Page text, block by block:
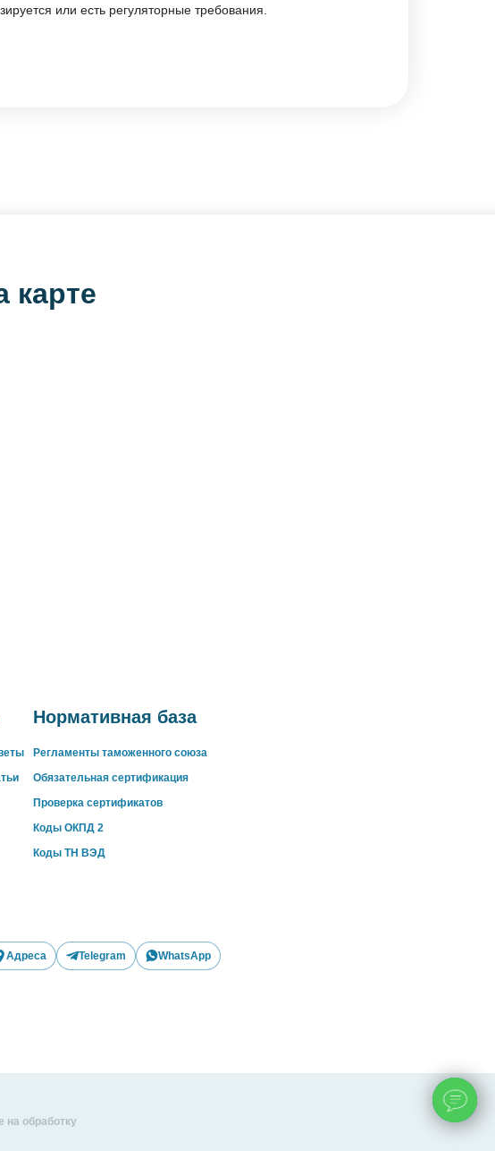
или есть регуляторные требования.
карте
Нормативная база
Регламенты таможенного союза
Обязательная сертификация
Проверка сертификатов
Коды ОКПД 2
Коды ТН ВЭД
Адреса Telegram WhatsApp
на обработку